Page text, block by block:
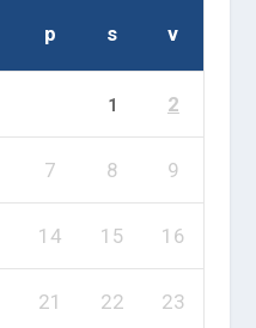
p s v
1 2
7 8 9
14 15 16
21 22 23